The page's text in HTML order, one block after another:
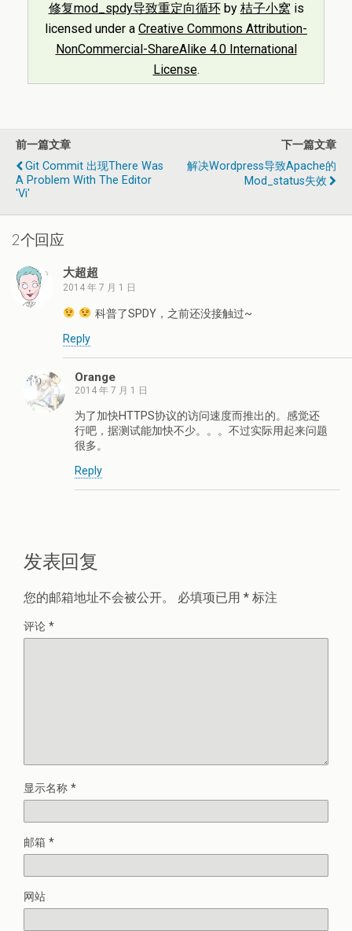
修复mod_spdy导致重定向循环by 桔子小窝 is
licensed under a Creative Commons Attribution-
NonCommercial-ShareAlike 4.0 International
License.
前一篇文章
Git Commit 出现There Was
A Problem With The Editor
'vi'
下一篇文章
解决Wordpress导致Apache的
Mod_status失效
2个回应
大超超
2014 年 7 月 1 日
科普了SPDY，之前还没接触过~
Reply
Orange
2014 年 7 月 1 日
为了加快HTTPS协议的访问速度而推出的。感觉还
行吧，据测试能加快不少。。。不过实际用起来问题
很多。
Reply
发表回复
您的邮箱地址不会被公开。 必填项已用 * 标注
评论 *
显示名称 *
邮箱 *
网站